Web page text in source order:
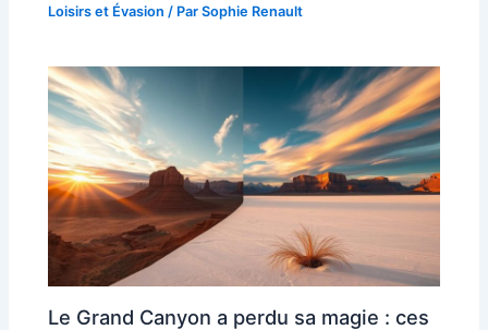
Loisirs et Évasion / ParSophie Renault
Le Grand Canyon a perdu sa magie : ces